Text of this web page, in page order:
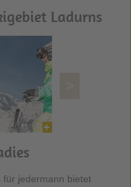
Ladurns
für jedermann bietet